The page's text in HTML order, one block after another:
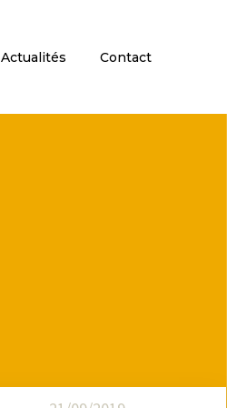
Actualités Contact